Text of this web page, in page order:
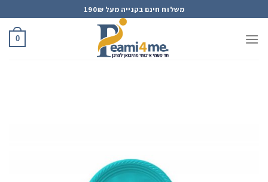
to
content
משלוח חינם בקנייה מעל 190₪
0